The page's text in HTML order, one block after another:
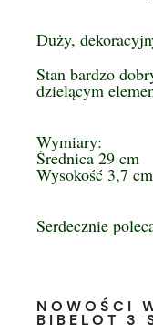
Duży,
Stan bardzo
dzielącym
Wymiary:
Średnica 29 cm
Wysokość 3,7 cm
Serdecznie
NOWOŚCI
BIBELOT 3